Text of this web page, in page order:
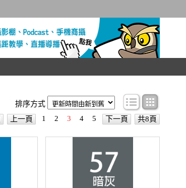
排序方式
條目顯示
上一頁 1 2 3 4 5 下一頁 共8頁